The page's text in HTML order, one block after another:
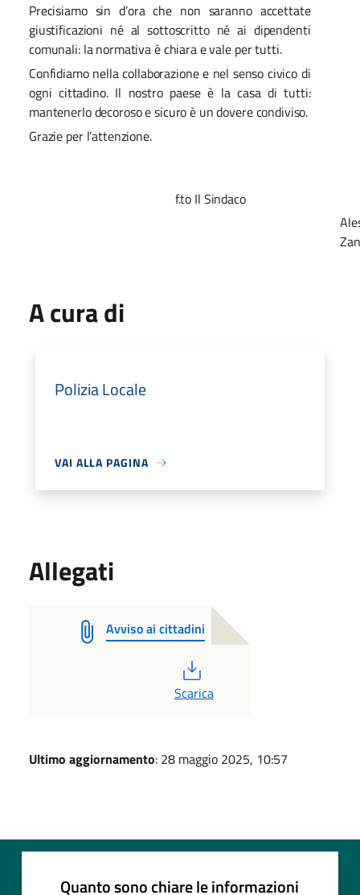
Precisiamo sin d’ora che non saranno accettate
giustificazioni né al sottoscritto né ai dipendenti
comunali: la normativa è chiara e vale per tutti.
Confidiamo nella collaborazione e nel senso civico di
ogni cittadino. Il nostro paese è la casa di tutti:
mantenerlo decoroso e sicuro è un dovere condiviso.
Grazie per l’attenzione.
f.to Il Sindaco
A cura di
Polizia Locale
VAI ALLA PAGINA
Allegati
Avviso ai cittadini
Scarica
Ultimo aggiornamento: 28 maggio 2025, 10:57
Quanto sono chiare le informazioni